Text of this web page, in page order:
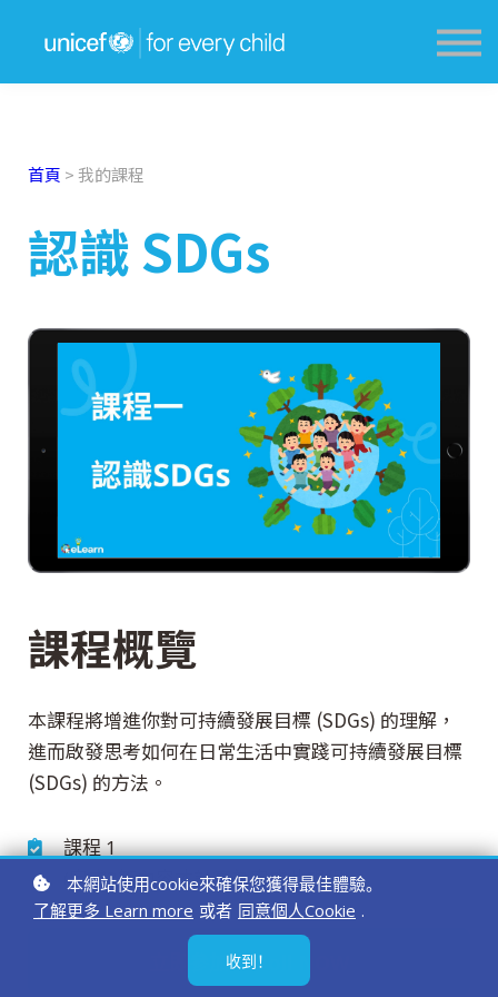
獎勵計劃 Award Scheme
學生分享 Sharing
首頁 >我的課程
認識 SDGs
課程概覽
本課程將增進你對可持續發展目標 (SDGs) 的理解，
進而啟發思考如何在日常生活中實踐可持續發展目標
(SDGs) 的方法。
課程 1
(完成3節內容才計算為完成此課程)
立即參加 Enroll NOW
本網站使用cookie來確保您獲得最佳體驗。
了解更多 Learn more 或者 同意個人Cookie .
收到！